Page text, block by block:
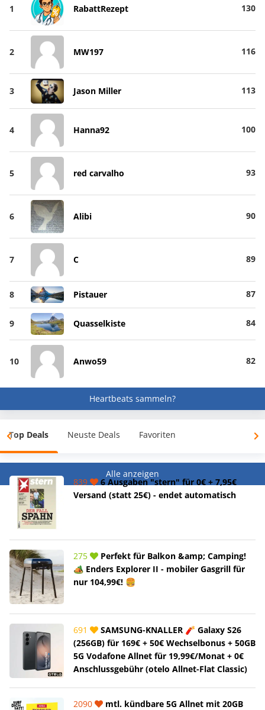
1 RabattRezept 130
2 MW197 116
3 Jason Miller 113
4 Hanna92 100
5 red carvalho 93
6 Alibi 90
7 C 89
8 Pistauer 87
9 Quasselkiste 84
10 Anwo59 82
Heartbeats sammeln?
Top Deals Neuste Deals Favoriten
Alle anzeigen
839
6 Ausgaben "stern" für 0€ + 7,95€
Versand (statt 25€) - endet automatisch
275
Perfekt für Balkon &amp; Camping!
🏕️ Enders Explorer II - mobiler Gasgrill für
nur 104,99€! 🍔
691
SAMSUNG-KNALLER 🧨 Galaxy S26
(256GB) für 169€ + 50€ Wechselbonus + 50GB
5G Vodafone Allnet für 19,99€/Monat + 0€
Anschlussgebühr (otelo Allnet-Flat Classic)
2090
mtl. kündbare 5G Allnet mit 20GB